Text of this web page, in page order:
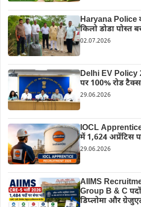
Haryana Police
किलो डोडा पोस्त
02.07.2026
Delhi EV Policy
पर 100% रोड
29.06.2026
IOCL
में 1,624 अप्रेंटिस
29.06.2026
AIIMS
Group B & C पदों
डिप्लोमा और